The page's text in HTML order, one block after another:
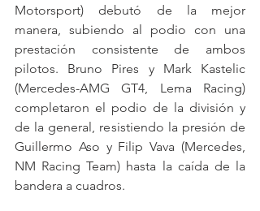
Motorsport) debutó de la mejor
manera, subiendo al podio con una
prestación consistente de ambos
pilotos. Bruno Pires y Mark Kastelic
(Mercedes-AMG GT4, Lema Racing)
completaron el podio de la división y
de la general, resistiendo la presión de
Guillermo Aso y Filip Vava (Mercedes,
NM Racing Team) hasta la caída de la
bandera a cuadros.